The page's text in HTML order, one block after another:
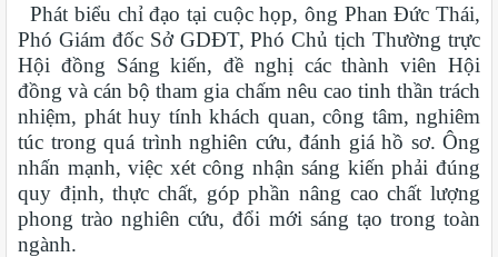
Phát biểu chỉ đạo tại cuộc họp, ông Phan Đức Thái,
Phó Giám đốc Sở GDĐT, Phó Chủ tịch Thường trực
Hội đồng Sáng kiến, đề nghị các thành viên Hội
đồng và cán bộ tham gia chấm nêu cao tinh thần trách
nhiệm, phát huy tính khách quan, công tâm, nghiêm
túc trong quá trình nghiên cứu, đánh giá hồ sơ. Ông
nhấn mạnh, việc xét công nhận sáng kiến phải đúng
quy định, thực chất, góp phần nâng cao chất lượng
phong trào nghiên cứu, đổi mới sáng tạo trong toàn
ngành.